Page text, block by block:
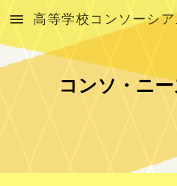
Skip to main content
高等学校コンソーシ
コンソ・ニ